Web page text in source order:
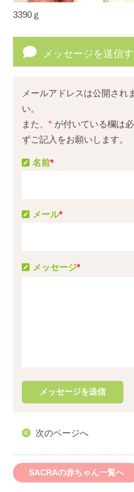
3390ｇ
メッセージを送信
メールアドレスは公開され
い。
また、* が付いている欄は
ずご記入をお願いします。
メッセージ*
名前*
メール*
次のページへ
SACRAの赤ちゃん一覧へ